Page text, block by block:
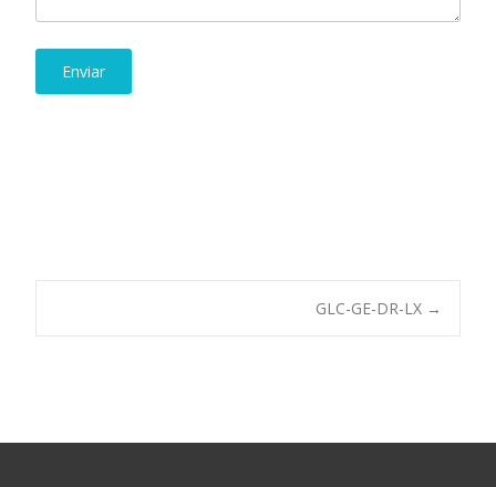
GLC-GE-DR-LX →